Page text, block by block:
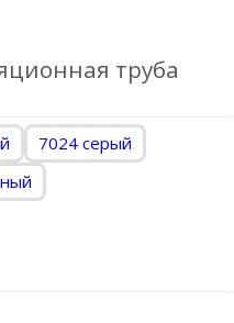
труба
7024 серый